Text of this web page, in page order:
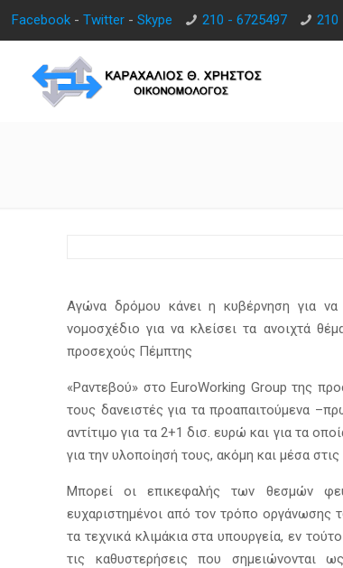
Facebook -Twitter -Skype 210 - 6725497 210
Αγώνα δρόμου κάνει η κυβέρνηση για
νομοσχέδιο για να κλείσει τα ανοιχτά
προσεχούς Πέμπτης
«Ραντεβού» στο EuroWorking Group της
τους δανειστές για τα προαπαιτούμενα
αντίτιμο για τα 2+1 δισ. ευρώ και για τα
για την υλοποίησή τους, ακόμη και μέσα
Μπορεί οι επικεφαλής των θεσμών
ευχαριστημένοι από τον τρόπο
τα τεχνικά κλιμάκια στα υπουργεία, εν
τις καθυστερήσεις που σημειώνονται